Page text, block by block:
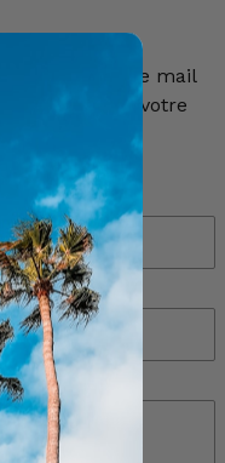
réponse à votre mail
vérifier votre
E-mail*